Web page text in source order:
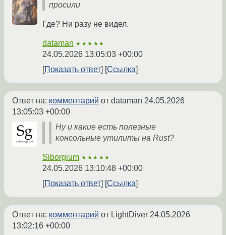
просили
Где? Ни разу не видел.
dataman ★★★★★
24.05.2026 13:05:03 +00:00
Показать ответ
Ссылка
Ответ на: комментарий от dataman 24.05.2026
13:05:03 +00:00
Ну и какие есть полезные
консольные утилиты на Rust?
Siborgium ★★★★★
24.05.2026 13:10:48 +00:00
Показать ответ
Ссылка
Ответ на: комментарий от LightDiver 24.05.2026
13:02:16 +00:00